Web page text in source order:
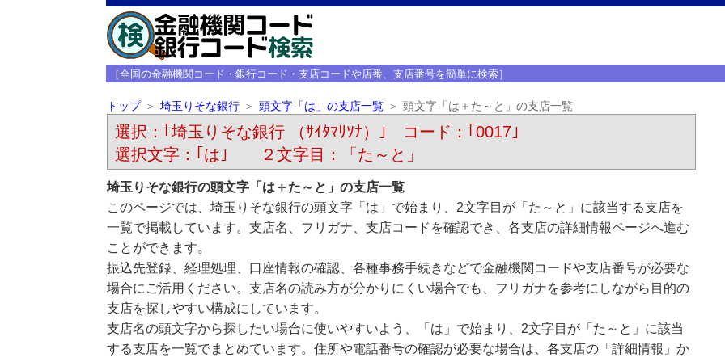
［全国の金融機関コード・銀行コード・支店コードや店番、支店番号を簡単に検索］
トップ 埼玉りそな銀行 頭文字「は」の支店一覧 頭文字「は＋た～と」の支店一覧
選択：｢埼玉りそな銀行 （ｻｲﾀﾏﾘｿﾅ）｣ コード：｢0017｣
選択文字：｢は｣ ２文字目：「た～と」
埼玉りそな銀行の頭文字「は＋た～と」の支店一覧
このページでは、埼玉りそな銀行の頭文字「は」で始まり、2文字目が「た～と」に該当する支店を
一覧で掲載しています。支店名、フリガナ、支店コードを確認でき、各支店の詳細情報ページへ進む
ことができます。
振込先登録、経理処理、口座情報の確認、各種事務手続きなどで金融機関コードや支店番号が必要な
場合にご活用ください。支店名の読み方が分かりにくい場合でも、フリガナを参考にしながら目的の
支店を探しやすい構成にしています。
支店名の頭文字から探したい場合に使いやすいよう、「は」で始まり、2文字目が「た～と」に該当
する支店を一覧でまとめています。住所や電話番号の確認が必要な場合は、各支店の「詳細情報」か